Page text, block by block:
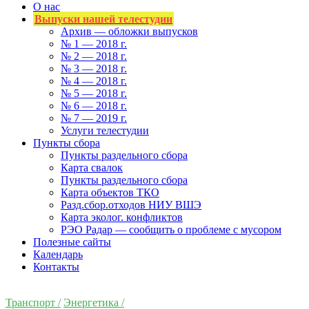
О нас
Выпуски нашей телестудии
Архив — обложки выпусков
№ 1 — 2018 г.
№ 2 — 2018 г.
№ 3 — 2018 г.
№ 4 — 2018 г.
№ 5 — 2018 г.
№ 6 — 2018 г.
№ 7 — 2019 г.
Услуги телестудии
Пункты сбора
Пункты раздельного сбора
Карта свалок
Пункты раздельного сбора
Карта объектов ТКО
Разд.сбор.отходов НИУ ВШЭ
Карта эколог. конфликтов
РЭО Радар — сообщить о проблеме с мусором
Полезные сайты
Календарь
Контакты
Транспорт / Энергетика /